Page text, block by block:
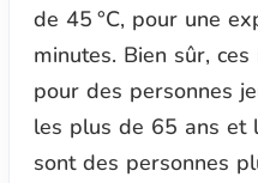
de 45 °C, pour une
minutes. Bien sûr,
pour des personnes
les plus de 65 ans et
sont des personnes